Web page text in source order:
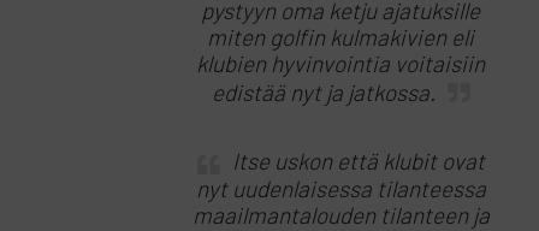
pystyyn oma ketju ajatuksille
miten golfin kulmakivien eli
klubien hyvinvointia voitaisiin
edistää nyt ja jatkossa.
Itse uskon että klubit ovat
nyt uudenlaisessa tilanteessa
maailmantalouden tilanteen ja